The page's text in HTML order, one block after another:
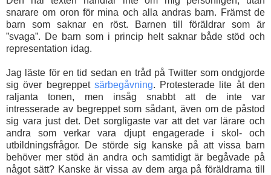
snarare om oron för mina och alla andras barn. Främst de
barn som saknar en röst. Barnen till föräldrar som är
”svaga”. De barn som i princip helt saknar både stöd och
representation idag.
Jag läste för en tid sedan en tråd på Twitter som ondgjorde
sig över begreppet särbegåvning. Protesterade lite åt den
raljanta tonen, men insåg snabbt att de inte var
intresserade av begreppet som sådant, även om de påstod
sig vara just det. Det sorgligaste var att det var lärare och
andra som verkar vara djupt engagerade i skol- och
utbildningsfrågor. De störde sig kanske på att vissa barn
behöver mer stöd än andra och samtidigt är begåvade på
något sätt? Kanske är vissa av dem arga på föräldrarna till